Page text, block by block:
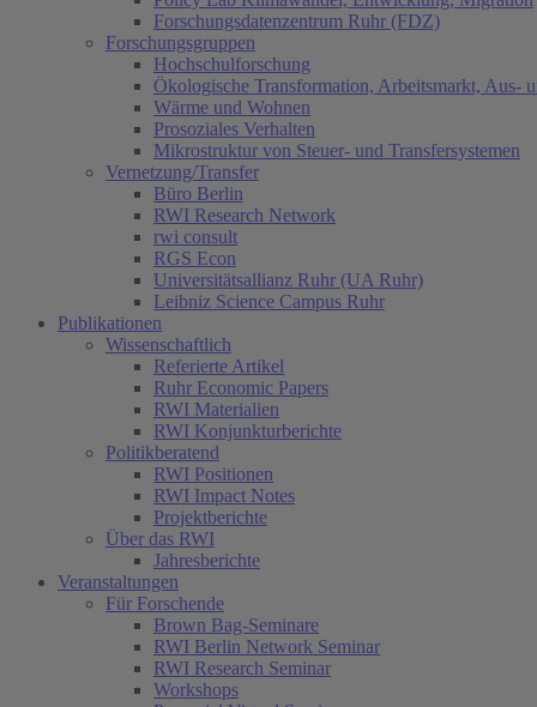
Forschungsdatenzentrum Ruhr (FDZ)
Forschungsgruppen
Hochschulforschung
Ökologische Transformation, Arbeitsmarkt, Aus-
Wärme und Wohnen
Prosoziales Verhalten
Mikrostruktur von Steuer- und Transfersystemen
Vernetzung/Transfer
Büro Berlin
RWI Research Network
rwi consult
RGS Econ
Universitätsallianz Ruhr (UA Ruhr)
Leibniz Science Campus Ruhr
Publikationen
Wissenschaftlich
Referierte Artikel
Ruhr Economic Papers
RWI Materialien
RWI Konjunkturberichte
Politikberatend
RWI Positionen
RWI Impact Notes
Projektberichte
Über das RWI
Jahresberichte
Veranstaltungen
Für Forschende
Brown Bag-Seminare
RWI Berlin Network Seminar
RWI Research Seminar
Workshops